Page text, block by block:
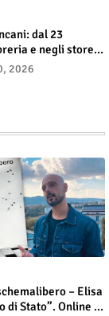
dal 23
e negli store
del suono.
2026
– Elisa
di Stato”. Online il